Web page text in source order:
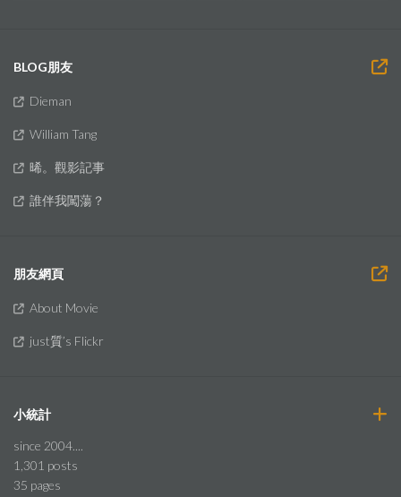
BLOG朋友
Dieman
William Tang
晞。觀影記事
誰伴我闖蕩？
朋友網頁
About Movie
just質’s Flickr
小統計
since 2004....
1,301 posts
35 pages